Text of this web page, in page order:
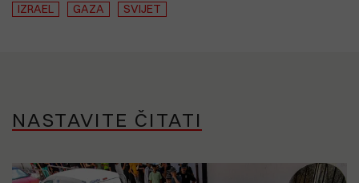
IZRAEL GAZA SVIJET
NASTAVITE ČITATI